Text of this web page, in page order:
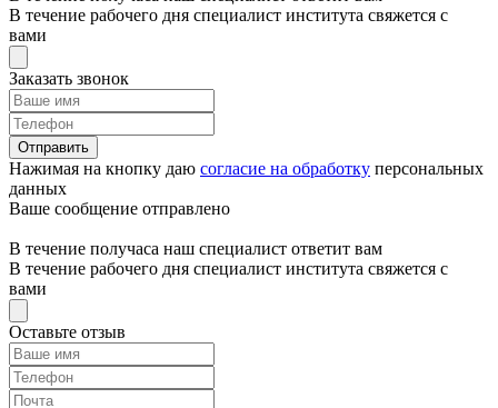
В течение рабочего дня специалист института свяжется с
вами
Заказать звонок
Отправить
Нажимая на кнопку даю согласие на обработку персональных
данных
Ваше сообщение отправлено
В течение получаса наш специалист ответит вам
В течение рабочего дня специалист института свяжется с
вами
Оставьте отзыв